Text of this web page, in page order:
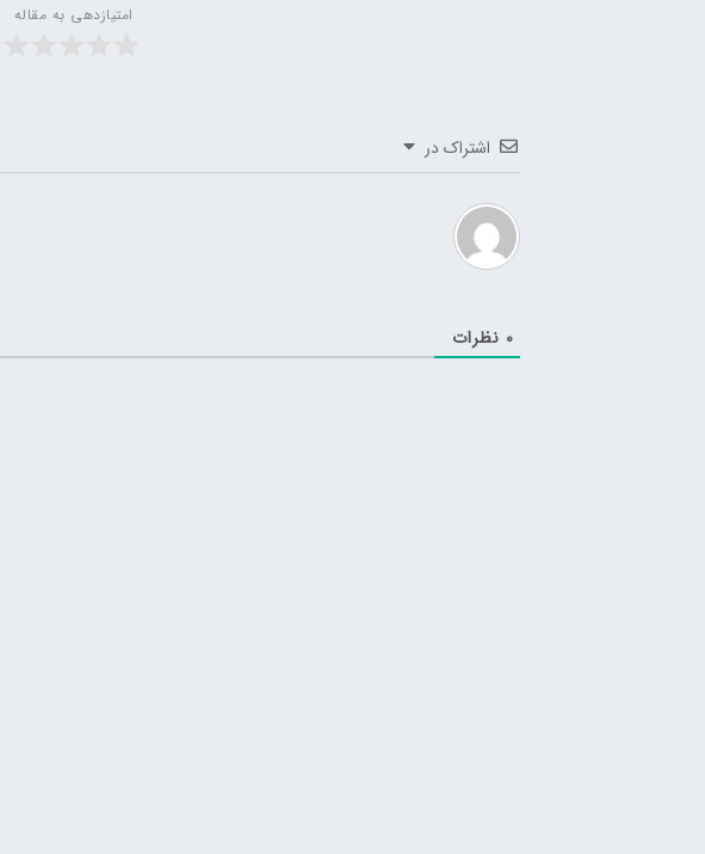
امتیازدهی به مقاله
اشتراک در
0 نظرات